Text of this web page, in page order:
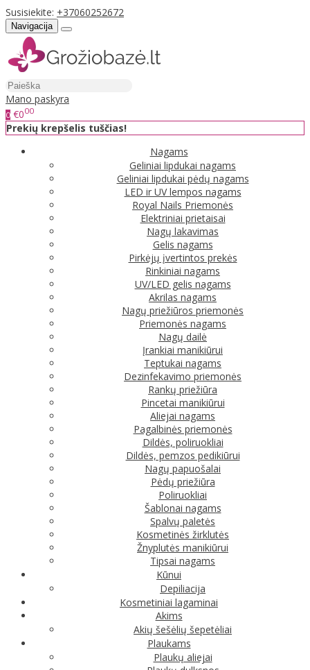
Susisiekite: +37060252672
Navigacija
Mano paskyra
0 €000
Prekių krepšelis tuščias!
Nagams
Geliniai lipdukai nagams
Geliniai lipdukai pėdų nagams
LED ir UV lempos nagams
Royal Nails Priemonės
Elektriniai prietaisai
Nagų lakavimas
Gelis nagams
Pirkėjų įvertintos prekės
Rinkiniai nagams
UV/LED gelis nagams
Akrilas nagams
Nagų priežiūros priemonės
Priemonės nagams
Nagų dailė
Įrankiai manikiūrui
Teptukai nagams
Dezinfekavimo priemonės
Rankų priežiūra
Pincetai manikiūrui
Aliejai nagams
Pagalbinės priemonės
Dildės, poliruokliai
Dildės, pemzos pedikiūrui
Nagų papuošalai
Pėdų priežiūra
Poliruokliai
Šablonai nagams
Spalvų paletės
Kosmetinės žirklutės
Žnyplutės manikiūrui
Tipsai nagams
Kūnui
Depiliacija
Kosmetiniai lagaminai
Akims
Akių šešėlių šepetėliai
Plaukams
Plaukų aliejai